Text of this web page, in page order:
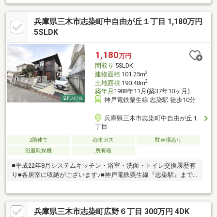
兵庫県三木市志染町中自由が丘１丁目 1,180万円
5SLDK
1,180万円
間取り 5SLDK
建物面積101.25m2
土地面積190.48m2
築年月 1988年11月(築37年10ヶ月)
神戸電鉄粟生線 志染駅 徒歩10分
兵庫県三木市志染町中自由が丘１
丁目
2階建て 都市ガス
駐車場あり
浴室乾燥機
所有権
■平成22年8月システムキッチン・浴室・洗面・トイレ交換履歴有
り■各居室に収納がございます♪■神戸電鉄粟生線『志染駅』まで
兵庫県三木市志染町広野６丁目 300万円 4DK